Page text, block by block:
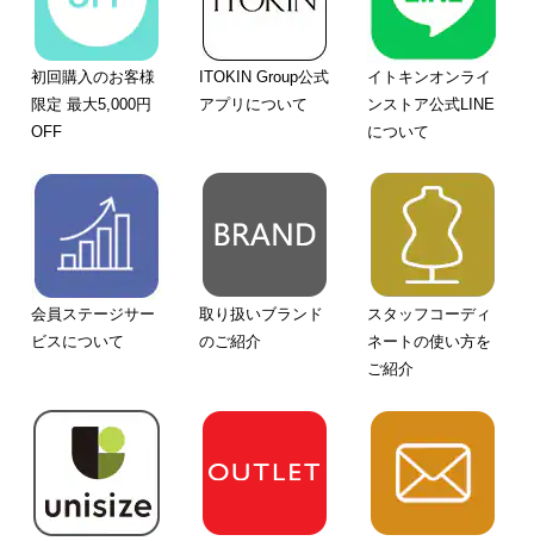
初回購入のお客様
限定 最大5,000円
OFF
ITOKIN Group公式
アプリについて
イトキンオンライ
ンストア公式LINE
について
会員ステージサー
ビスについて
取り扱いブランド
のご紹介
スタッフコーディ
ネートの使い方を
ご紹介